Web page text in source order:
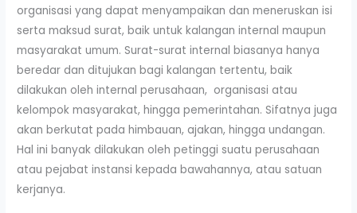
organisasi yang dapat menyampaikan dan meneruskan isi
serta maksud surat, baik untuk kalangan internal maupun
masyarakat umum. Surat-surat internal biasanya hanya
beredar dan ditujukan bagi kalangan tertentu, baik
dilakukan oleh internal perusahaan, organisasi atau
kelompok masyarakat, hingga pemerintahan. Sifatnya juga
akan berkutat pada himbauan, ajakan, hingga undangan.
Hal ini banyak dilakukan oleh petinggi suatu perusahaan
atau pejabat instansi kepada bawahannya, atau satuan
kerjanya.